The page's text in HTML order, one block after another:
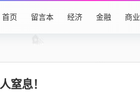
首页 留言本 经济 金融 商业
窒息！